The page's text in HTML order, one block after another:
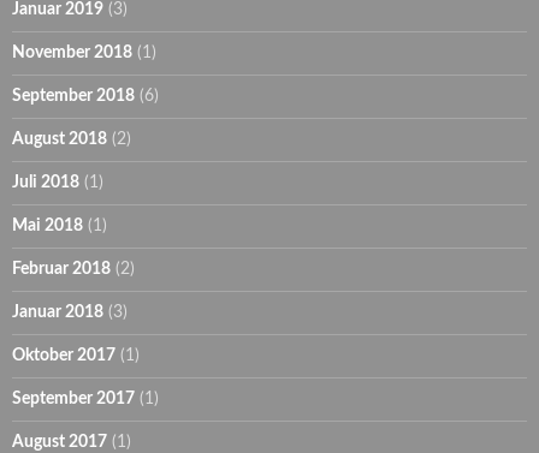
Januar 2019 (3)
November 2018 (1)
September 2018 (6)
August 2018 (2)
Juli 2018 (1)
Mai 2018 (1)
Februar 2018 (2)
Januar 2018 (3)
Oktober 2017 (1)
September 2017 (1)
August 2017 (1)